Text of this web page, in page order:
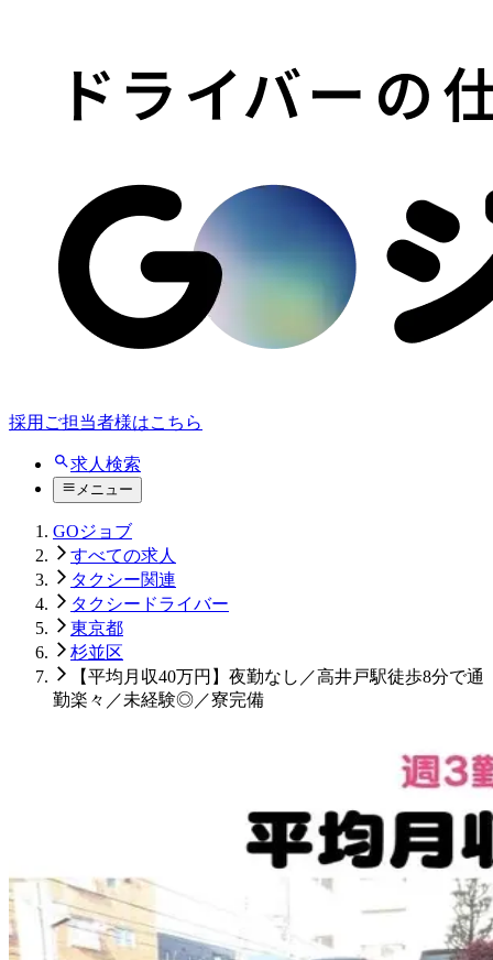
採用ご担当者様はこちら
求人検索
メニュー
GOジョブ
すべての求人
タクシー関連
タクシードライバー
東京都
杉並区
【平均月収40万円】夜勤なし／高井戸駅徒歩8分で通
勤楽々／未経験◎／寮完備